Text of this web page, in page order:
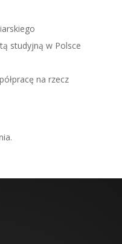
studyjną w Polsce
na rzecz